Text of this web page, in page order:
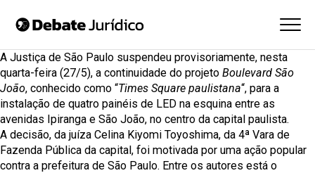
A Justiça de São Paulo suspendeu provisoriamente, nesta
quarta-feira (27/5), a continuidade do projeto Boulevard São
João, conhecido como “Times Square paulistana“, para a
instalação de quatro painéis de LED na esquina entre as
avenidas Ipiranga e São João, no centro da capital paulista.
A decisão, da juíza Celina Kiyomi Toyoshima, da 4ª Vara de
Fazenda Pública da capital, foi motivada por uma ação popular
contra a prefeitura de São Paulo. Entre os autores está o